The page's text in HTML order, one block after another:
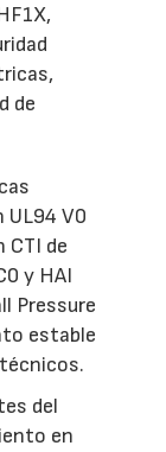
de
V0
CTI de
y HAI
Pressure
estable
del
en